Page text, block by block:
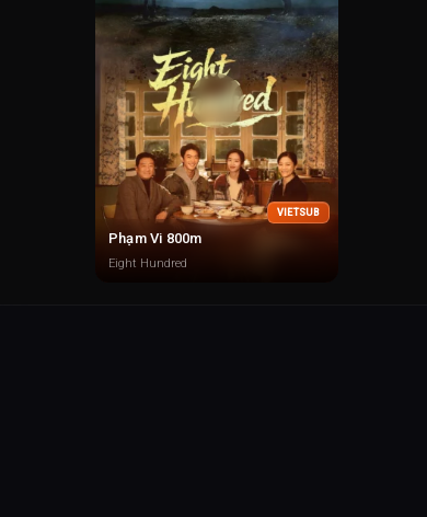
VIETSUB
Phạm Vi 800m
Eight Hundred